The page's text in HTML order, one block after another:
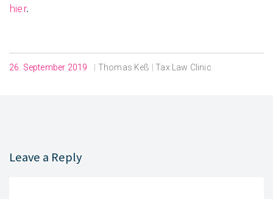
hier.
26. September 2019 Thomas Keß |Tax Law Clinic
Leave a Reply